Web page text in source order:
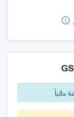
حالياً